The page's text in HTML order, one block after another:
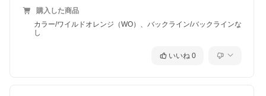
購入した商品
カラー/ワイルドオレンジ（WO）、バックライン/バックラインな
し
いいね 0